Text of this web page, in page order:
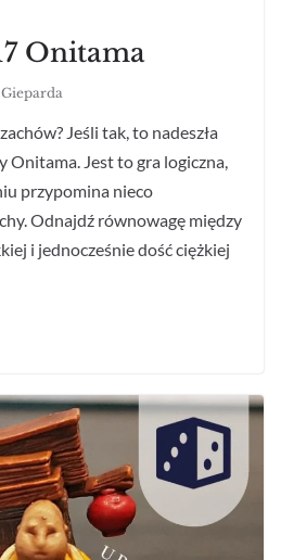
Onitama
Jeśli tak, to nadeszła
Onitama. Jest to gra logiczna,
przypomina nieco
Odnajdź równowagę między
i jednocześnie dość ciężkiej